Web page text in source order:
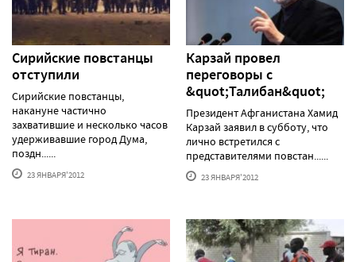
Сирийские повстанцы
отступили
Сирийские повстанцы,
накануне частично
захватившие и несколько часов
удерживавшие город Дума,
поздн......
23 ЯНВАРЯ'2012
Карзай провел
переговоры с
&quot;Талибан&quot;
Президент Афганистана Хамид
Карзай заявил в субботу, что
лично встретился с
представителями повстан......
23 ЯНВАРЯ'2012